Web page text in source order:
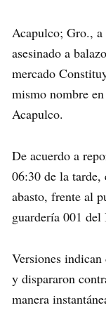
Acapulco; Gro.,
asesinado a
mercado
mismo nombre
Acapulco.
De acuerdo a
06:30 de la
abasto, frente al
guardería 001 del
Versiones
y dispararon
manera